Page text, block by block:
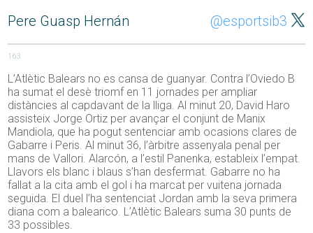
Pere Guasp Hernán @esportsib3
163
L’Atlètic Balears no es cansa de guanyar. Contra l’Oviedo B
ha sumat el desè triomf en 11 jornades per ampliar
distàncies al capdavant de la lliga. Al minut 20, David Haro
assisteix Jorge Ortiz per avançar el conjunt de Manix
Mandiola, que ha pogut sentenciar amb ocasions clares de
Gabarre i Peris. Al minut 36, l’àrbitre assenyala penal per
mans de Vallori. Alarcón, a l’estil Panenka, estableix l’empat.
Llavors els blanc i blaus s’han desfermat. Gabarre no ha
fallat a la cita amb el gol i ha marcat per vuitena jornada
seguida. El duel l’ha sentenciat Jordan amb la seva primera
diana com a balearico. L’Atlètic Balears suma 30 punts de
33 possibles.